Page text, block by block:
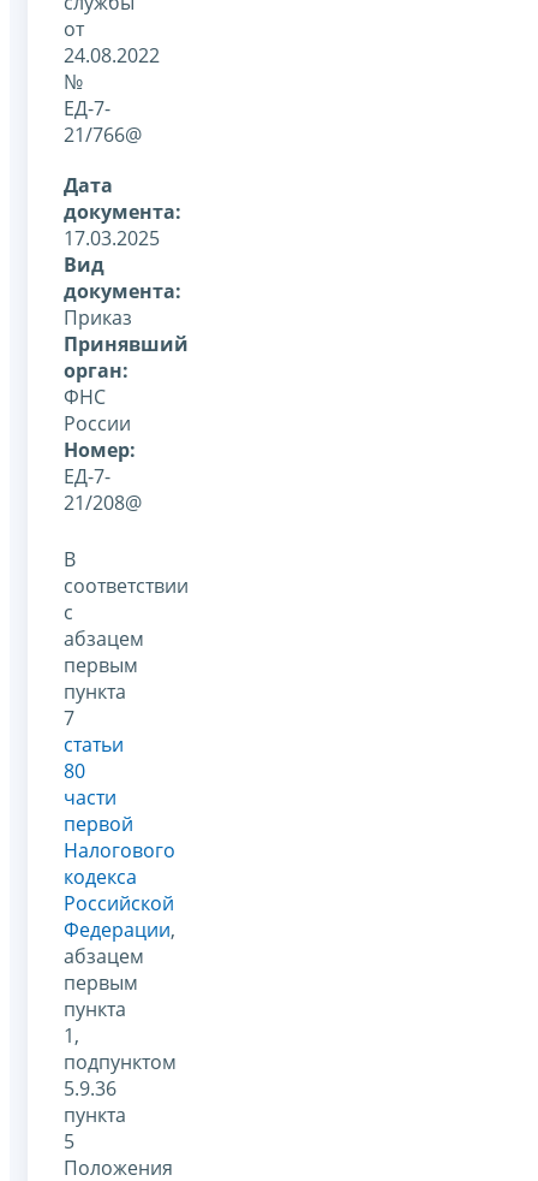
от
24.08.2022
№
ЕД-7-
21/766@
Дата
документа:
17.03.2025
Вид
документа:
Приказ
Принявший
орган:
ФНС
России
Номер:
ЕД-7-
21/208@
В
соответствии
с
абзацем
первым
пункта
7
статьи
80
части
первой
Налогового
кодекса
Российской
Федерации,
абзацем
первым
пункта
1,
подпунктом
5.9.36
пункта
5
Положения